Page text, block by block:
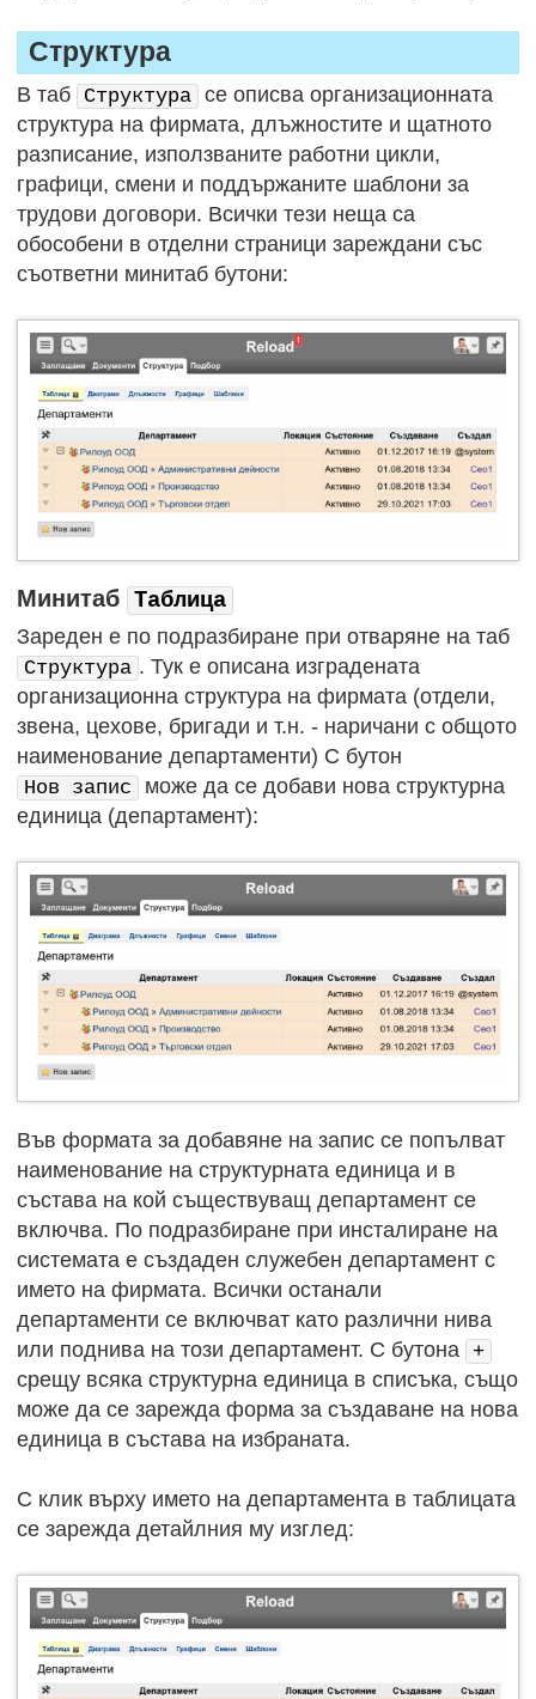
Структура
В таб Структура се описва организационната
структура на фирмата, длъжностите и щатното
разписание, използваните работни цикли,
графици, смени и поддържаните шаблони за
трудови договори. Всички тези неща са
обособени в отделни страници зареждани със
съответни минитаб бутони:
Минитаб Таблица
Зареден е по подразбиране при отваряне на таб
Структура . Тук е описана изградената
организационна структура на фирмата (отдели,
звена, цехове, бригади и т.н. - наричани с общото
наименование департаменти) С бутон
Нов запис
може да се добави нова структурна
единица (департамент):
Във формата за добавяне на запис се попълват
наименование на структурната единица и в
състава на кой съществуващ департамент се
включва. По подразбиране при инсталиране на
системата е създаден служебен департамент с
името на фирмата. Всички останали
департаменти се включват като различни нива
или поднива на този департамент. С бутона
+
срещу всяка структурна единица в списъка, също
може да се зарежда форма за създаване на нова
единица в състава на избраната.
С клик върху името на департамента в таблицата
се зарежда детайлния му изглед: